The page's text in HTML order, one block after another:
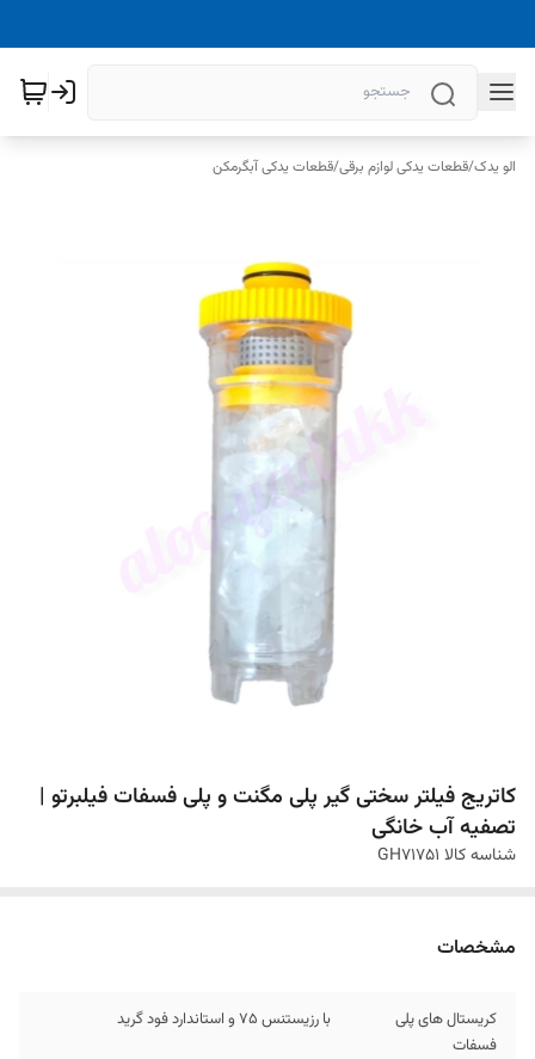
الو یدک/قطعات یدکی لوازم برقی/قطعات یدکی آبگرمکن
کاتریج فیلتر سختی گیر پلی مگنت و پلی فسفات فیلبرتو |
تصفیه آب خانگی
شناسه کالا GH71751
مشخصات
کریستال های پلی
فسفات
با رزیستنس ۷۵ و استاندارد فود گرید